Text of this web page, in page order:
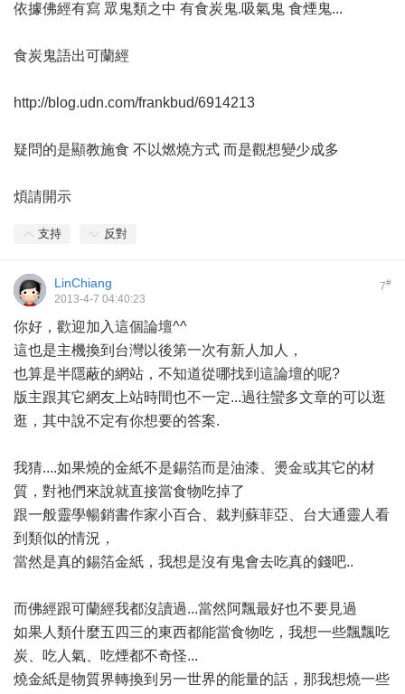
依據佛經有寫 眾鬼類之中 有食炭鬼.吸氣鬼 食煙鬼...
食炭鬼語出可蘭經
http://blog.udn.com/frankbud/6914213
疑問的是顯教施食 不以燃燒方式 而是觀想變少成多
煩請開示
支持 反對
7#
LinChiang
2013-4-7 04:40:23
你好，歡迎加入這個論壇^^
這也是主機換到台灣以後第一次有新人加人，
也算是半隱蔽的網站，不知道從哪找到這論壇的呢?
版主跟其它網友上站時間也不一定...過往蠻多文章的可以逛
逛，其中說不定有你想要的答案.
我猜....如果燒的金紙不是錫箔而是油漆、燙金或其它的材
質，對祂們來說就直接當食物吃掉了
跟一般靈學暢銷書作家小百合、裁判蘇菲亞、台大通靈人看
到類似的情況，
當然是真的錫箔金紙，我想是沒有鬼會去吃真的錢吧..
而佛經跟可蘭經我都沒讀過...當然阿飄最好也不要見過
如果人類什麼五四三的東西都能當食物吃，我想一些飄飄吃
炭、吃人氣、吃煙都不奇怪...
燒金紙是物質界轉換到另一世界的能量的話，那我想燒一些